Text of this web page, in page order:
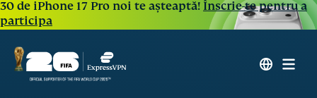
30 de iPhone 17 Pro noi te așteaptă! Înscrie-te pentru a
participa